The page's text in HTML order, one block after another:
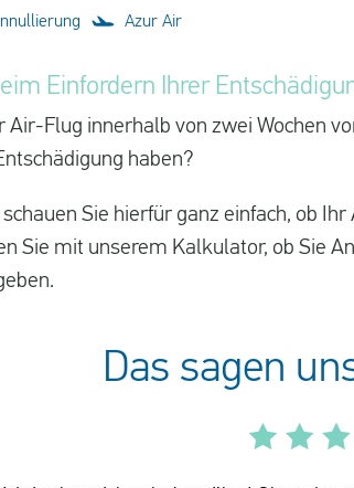
Azur Air
Einfordern Ihrer
Air-Flug innerhalb von zwei Wochen
haben?
Sie hierfür ganz einfach, ob
Sie mit unserem Kalkulator, ob Sie
Das sagen